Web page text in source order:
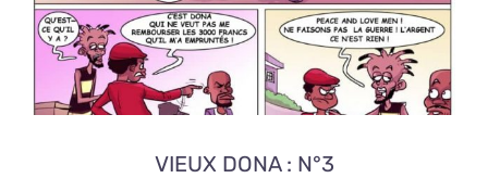
VIEUX DONA : N°3